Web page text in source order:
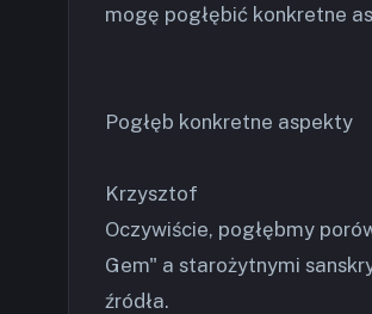
mogę pogłębić konkretne
Pogłęb konkretne aspekty
Krzysztof
Oczywiście, pogłębmy
Gem" a starożytnymi
źródła.